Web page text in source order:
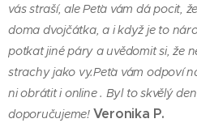
vás straší, ale Peťa vám dá pocit,
doma dvojčátka, a i když je to
potkat jiné páry a uvědomit si, že
strachy jako vy.Peťa vám odpoví
ni obrátit i online . Byl to skvělý
doporučujeme! Veronika P.